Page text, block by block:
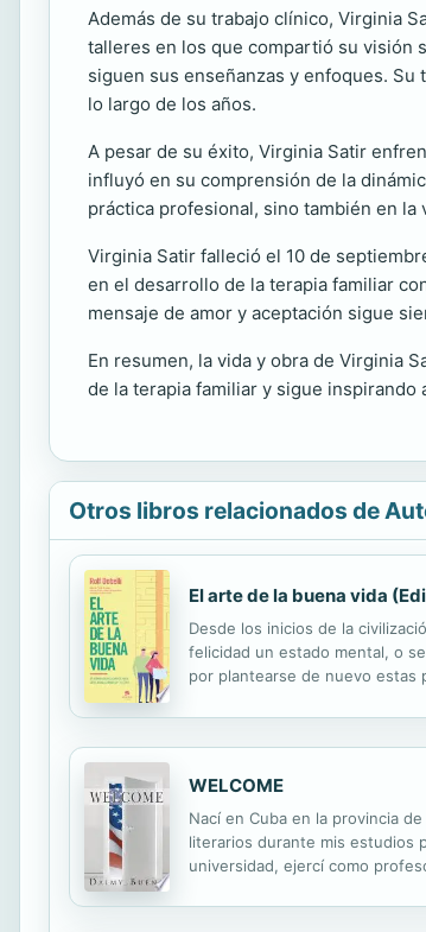
Además de su trabajo clínico, Virginia
talleres en los que compartió su visión
siguen sus enseñanzas y enfoques.
lo largo de los años.
A pesar de su éxito, Virginia Satir
influyó en su comprensión de la
práctica profesional, sino también en la
Virginia Satir falleció el 10 de
en el desarrollo de la terapia familiar
mensaje de amor y aceptación sigue
En resumen, la vida y obra de Virginia
de la terapia familiar y sigue
Otros libros relacionados de
El arte de la buena vida
Desde los inicios de la
felicidad un estado mental, o
por plantearse de nuevo estas
WELCOME
Nací en Cuba en la provincia
literarios durante mis estudios
universidad, ejercí como